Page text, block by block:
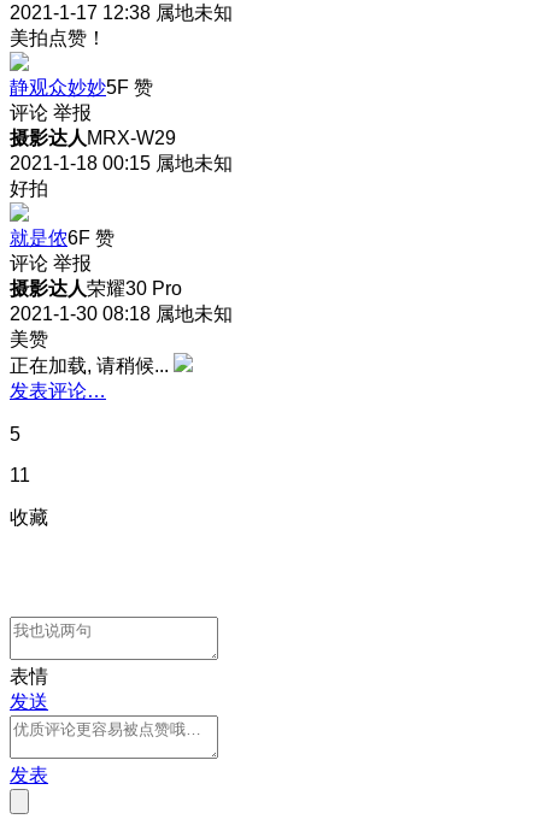
2021-1-17 12:38 属地未知
美拍点赞！
静观众妙妙5F 赞
评论 举报
摄影达人 MRX-W29
2021-1-18 00:15 属地未知
好拍
就是侬6F 赞
评论 举报
摄影达人荣耀30 Pro
2021-1-30 08:18 属地未知
美赞
正在加载, 请稍候...
发表评论…
5
11
收藏
表情
发送
发表